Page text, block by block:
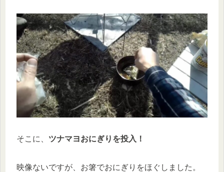
そこに、 ツナマヨおにぎりを投入！
映像ないですが、お箸でおにぎりをほぐしました。